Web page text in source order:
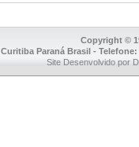
Copyright ©
Curitiba Paraná Brasil -
Site Desenvolvido por